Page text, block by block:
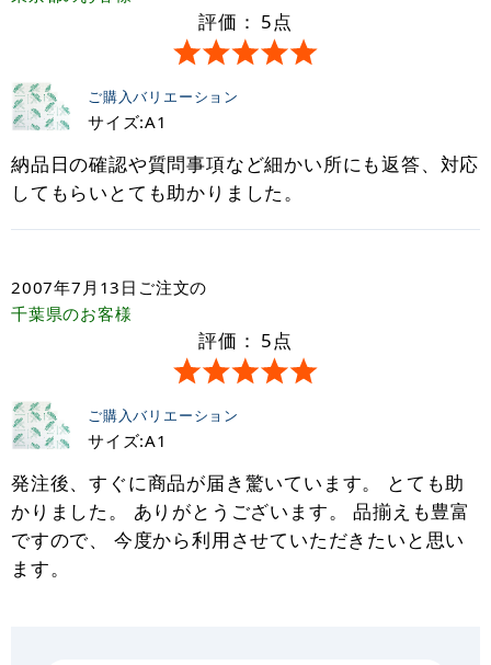
評価： 5点
ご購入バリエーション
サイズ:A1
納品日の確認や質問事項など細かい所にも返答、対応
してもらいとても助かりました。
2007年7月13日 ご注文の
千葉県のお客様
評価： 5点
ご購入バリエーション
サイズ:A1
発注後、すぐに商品が届き驚いています。 とても助
かりました。 ありがとうございます。 品揃えも豊富
ですので、 今度から利用させていただきたいと思い
ます。